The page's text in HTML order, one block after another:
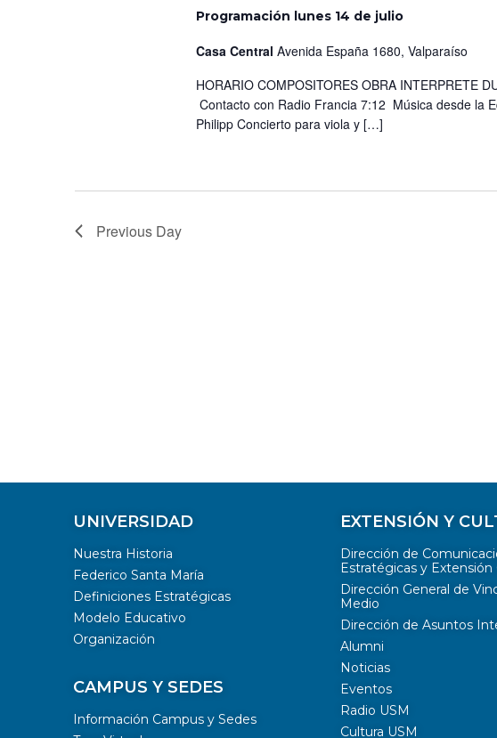
Programación lunes 14 de julio
Casa Central Avenida España 1680, Valparaíso
HORARIO COMPOSITORES OBRA INTERPRETE
Contacto con Radio Francia 7:12 Música desde la
Philipp Concierto para viola y […]
Previous Day
UNIVERSIDAD
Nuestra Historia
Federico Santa María
Definiciones Estratégicas
Modelo Educativo
Organización
CAMPUS Y SEDES
Información Campus y Sedes
EXTENSIÓN Y
Dirección de
Estratégicas y Extensión
Dirección General de
Medio
Dirección de Asuntos
Alumni
Noticias
Eventos
Radio USM
Cultura USM